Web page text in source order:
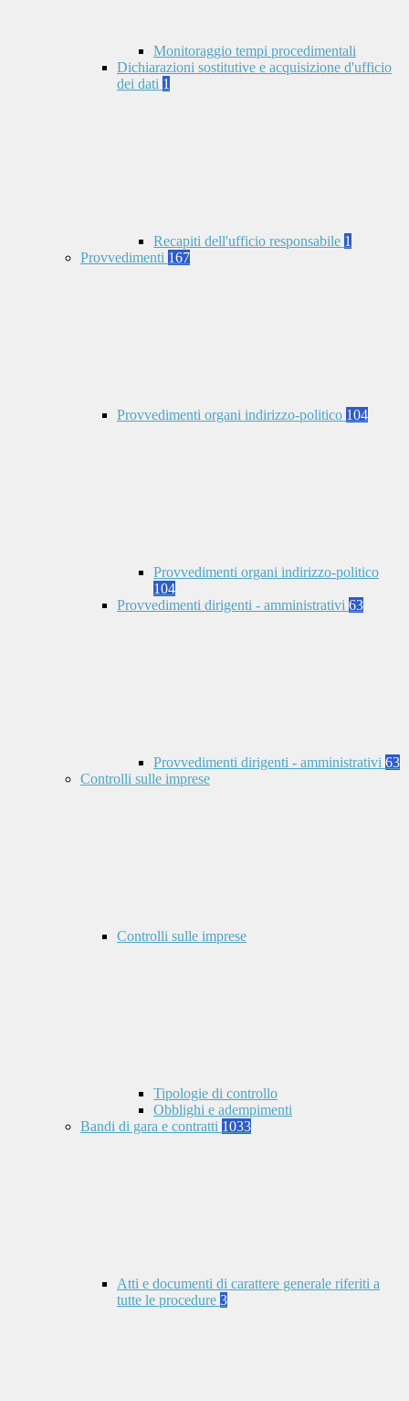
Monitoraggio tempi procedimentali
Dichiarazioni sostitutive e acquisizione d'ufficio
dei dati 1
Recapiti dell'ufficio responsabile 1
Provvedimenti 167
Provvedimenti organi indirizzo-politico 104
Provvedimenti organi indirizzo-politico
104
Provvedimenti dirigenti - amministrativi 63
Provvedimenti dirigenti - amministrativi 63
Controlli sulle imprese
Controlli sulle imprese
Tipologie di controllo
Obblighi e adempimenti
Bandi di gara e contratti 1033
Atti e documenti di carattere generale riferiti a
tutte le procedure 3